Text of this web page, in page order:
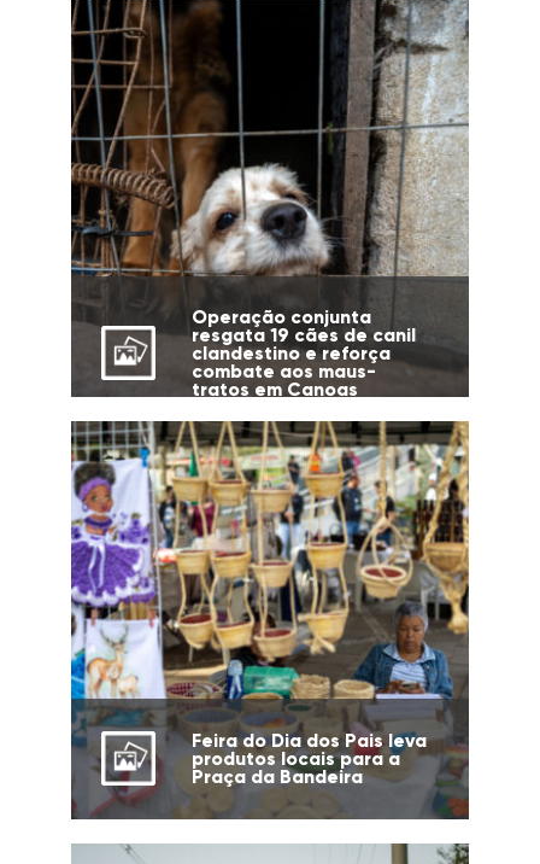
Operação conjunta
resgata 19 cães de canil
clandestino e reforça
combate aos maus-
tratos em Canoas
Feira do Dia dos Pais leva
produtos locais para a
Praça da Bandeira